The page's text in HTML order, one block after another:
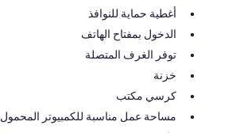
أغطية حماية للنوافذ
الدخول بمفتاح الهاتف
توفر الغرف المتصلة
خزنة
كرسي مكتب
مساحة عمل مناسبة للكمبيوتر المحمول